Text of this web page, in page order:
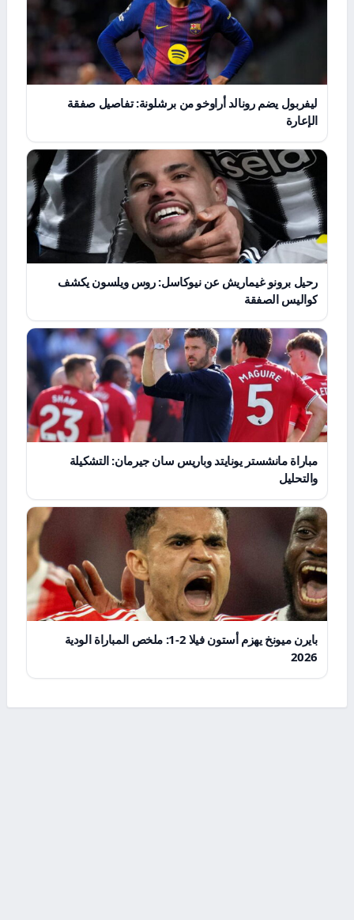
ليفربول يضم رونالد أراوخو من برشلونة: تفاصيل صفقة
الإعارة
رحيل برونو غيماريش عن نيوكاسل: روس ويلسون يكشف
كواليس الصفقة
مباراة مانشستر يونايتد وباريس سان جيرمان: التشكيلة
والتحليل
بايرن ميونخ يهزم أستون فيلا 2-1: ملخص المباراة الودية
2026